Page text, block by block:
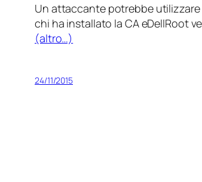
Un attaccante potrebbe
chi ha installato la CA eDellRoot
(altro…)
24/11/2015